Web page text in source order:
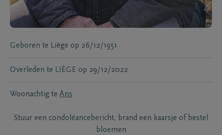
Geboren te Liège op 26/12/1951
Overleden te LIÈGE op 29/12/2022
Woonachtig te Ans
Stuur een condoléancebericht, brand een kaarsje of bestel
bloemen